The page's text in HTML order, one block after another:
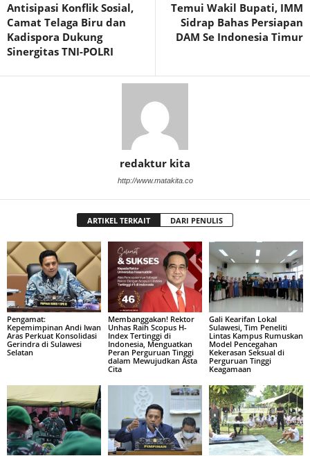
Antisipasi Konflik Sosial,
Camat Telaga Biru dan
Kadispora Dukung
Sinergitas TNI-POLRI
Temui Wakil Bupati, IMM
Sidrap Bahas Persiapan
DAM Se Indonesia Timur
redaktur kita
http://www.matakita.co
ARTIKEL TERKAIT DARI PENULIS
Pengamat:
Kepemimpinan Andi Iwan
Aras Perkuat Konsolidasi
Gerindra di Sulawesi
Selatan
Membanggakan! Rektor
Unhas Raih Scopus H-
Index Tertinggi di
Indonesia, Menguatkan
Peran Perguruan Tinggi
dalam Mewujudkan Asta
Cita
Gali Kearifan Lokal
Sulawesi, Tim Peneliti
Lintas Kampus Rumuskan
Model Pencegahan
Kekerasan Seksual di
Perguruan Tinggi
Keagamaan